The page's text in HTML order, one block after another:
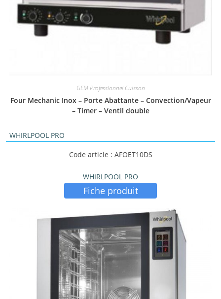
GEM Professionnel Cuisson
Four Mechanic Inox – Porte Abattante – Convection/Vapeur
– Timer – Ventil double
WHIRLPOOL PRO
Code article : AFOET10DS
WHIRLPOOL PRO
Fiche produit